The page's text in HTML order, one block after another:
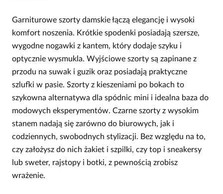
Garniturowe szorty damskie łączą elegancję i wysoki
komfort noszenia. Krótkie spodenki posiadają szersze,
wygodne nogawki z kantem, który dodaje szyku i
optycznie wysmukla. Wyjściowe szorty są zapinane z
przodu na suwak i guzik oraz posiadają praktyczne
szlufki w pasie. Szorty z kieszeniami po bokach to
szykowna alternatywa dla spódnic mini i idealna baza do
modowych eksperymentów. Czarne szorty z wysokim
stanem nadają się zarówno do biurowych, jak i
codziennych, swobodnych stylizacji. Bez względu na to,
czy założysz do nich żakiet i szpilki, czy top i sneakersy
lub sweter, rajstopy i botki, z pewnością zrobisz
wrażenie.